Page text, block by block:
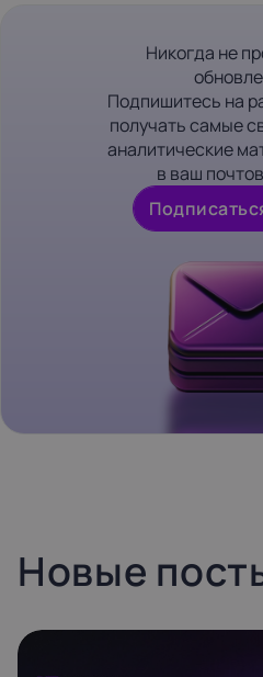
Никогда не
Подпишитесь на
получать самые
аналитические
в ваш
Новые